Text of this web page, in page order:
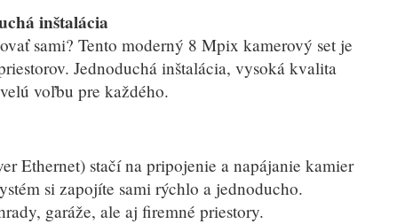
inštalácia
sami? Tento moderný 8 Mpix kamerový set je
Jednoduchá inštalácia, vysoká kvalita
voľbu pre každého.
Ethernet) stačí na pripojenie a napájanie kamier
si zapojíte sami rýchlo a jednoducho.
garáže, ale aj firemné priestory.